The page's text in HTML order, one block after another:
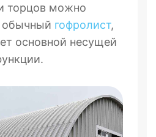
торцов можно
обычный гофролист,
основной несущей